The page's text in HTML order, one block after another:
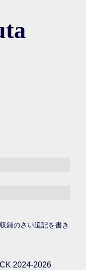
録のさい追記を書き
2024-2026